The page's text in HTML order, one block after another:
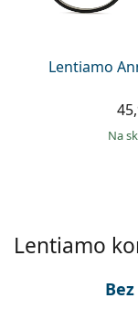
Persol
Lentiamo
na
Lentiamo